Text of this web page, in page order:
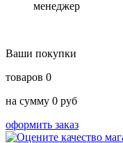
менеджер
Ваши покупки
товаров 0
на сумму 0 руб
оформить заказ